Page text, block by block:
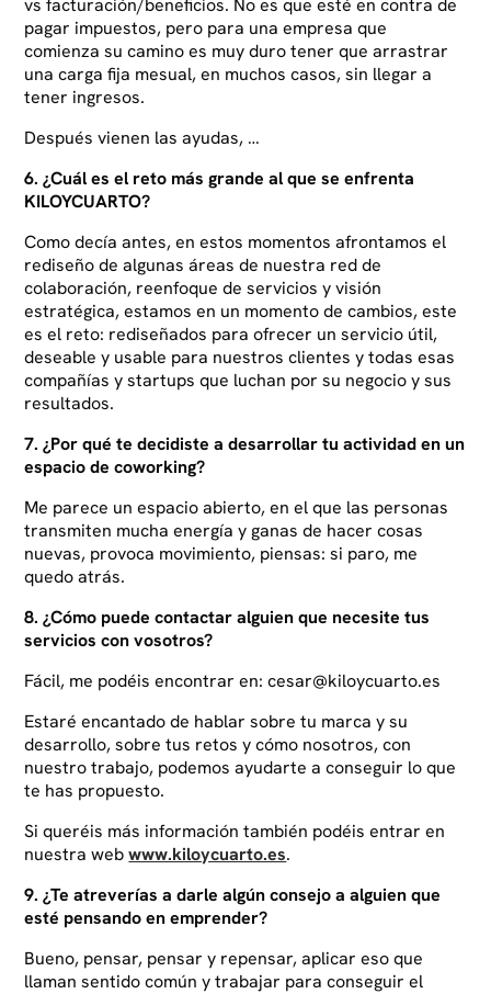
vs facturación/beneficios. No es que esté en contra de
pagar impuestos, pero para una empresa que
comienza su camino es muy duro tener que arrastrar
una carga fija mesual, en muchos casos, sin llegar a
tener ingresos.
Después vienen las ayudas, …
6. ¿Cuál es el reto más grande al que se enfrenta
KILOYCUARTO?
Como decía antes, en estos momentos afrontamos el
rediseño de algunas áreas de nuestra red de
colaboración, reenfoque de servicios y visión
estratégica, estamos en un momento de cambios, este
es el reto: rediseñados para ofrecer un servicio útil,
deseable y usable para nuestros clientes y todas esas
compañías y startups que luchan por su negocio y sus
resultados.
7. ¿Por qué te decidiste a desarrollar tu actividad en un
espacio de coworking?
Me parece un espacio abierto, en el que las personas
transmiten mucha energía y ganas de hacer cosas
nuevas, provoca movimiento, piensas: si paro, me
quedo atrás.
8. ¿Cómo puede contactar alguien que necesite tus
servicios con vosotros?
Fácil, me podéis encontrar en:cesar@kiloycuarto.es
Estaré encantado de hablar sobre tu marca y su
desarrollo, sobre tus retos y cómo nosotros, con
nuestro trabajo, podemos ayudarte a conseguir lo que
te has propuesto.
Si queréis más información también podéis entrar en
nuestra webwww.kiloycuarto.es.
9. ¿Te atreverías a darle algún consejo a alguien que
esté pensando en emprender?
Bueno, pensar, pensar y repensar, aplicar eso que
llaman sentido común y trabajar para conseguir el